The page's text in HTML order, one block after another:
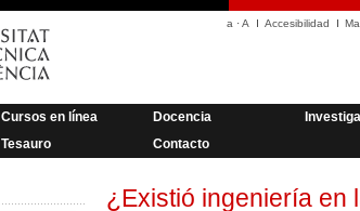
a ·A Accesibilidad
Cursos en línea Docencia
Tesauro Contacto
¿Existió ingeniería en